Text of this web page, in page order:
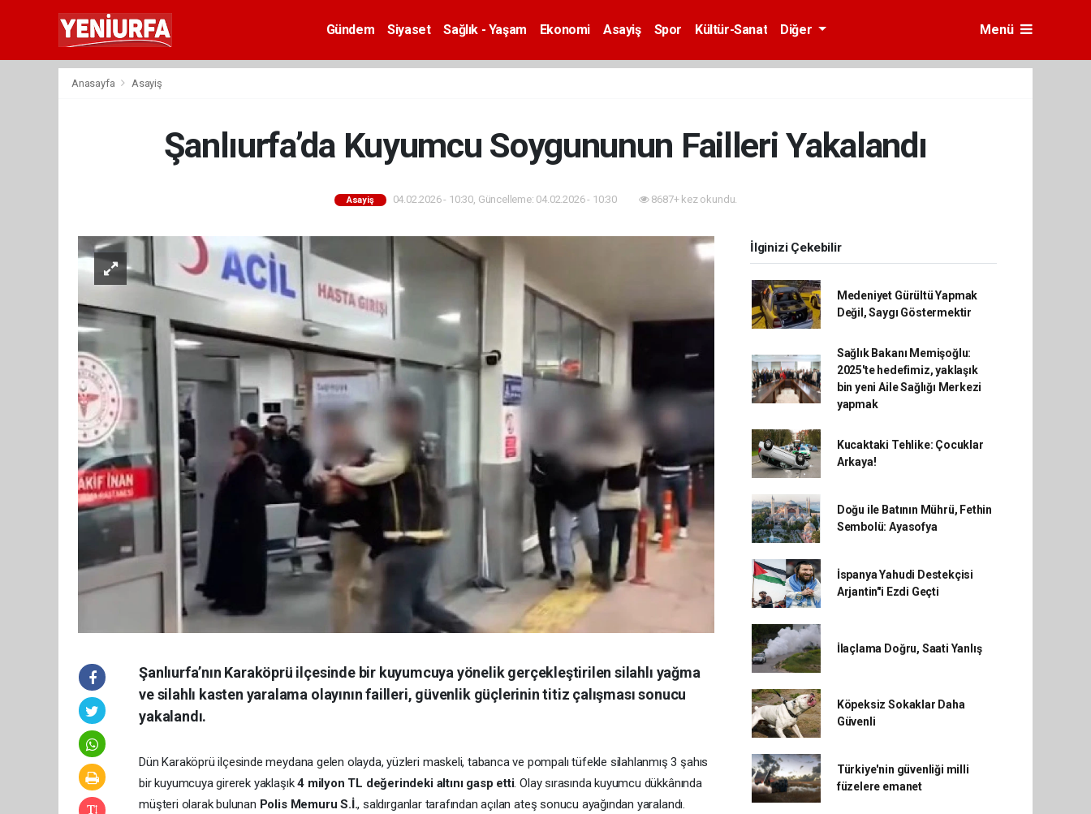
Gündem Siyaset Sağlık - Yaşam Ekonomi Asayiş Spor Kültür-Sanat Diğer Menü
Anasayfa Asayiş
Şanlıurfa’da Kuyumcu Soygununun Failleri Yakalandı
Asayiş 04.02.2026 - 10:30, Güncelleme: 04.02.2026 - 10:30 8687+ kez okundu.
Şanlıurfa’nın Karaköprü ilçesinde bir kuyumcuya yönelik gerçekleştirilen silahlı yağma
ve silahlı kasten yaralama olayının failleri, güvenlik güçlerinin titiz çalışması sonucu
yakalandı.
Dün Karaköprü ilçesinde meydana gelen olayda, yüzleri maskeli, tabanca ve pompalı tüfekle silahlanmış 3 şahıs
bir kuyumcuya girerek yaklaşık4 milyon TL değerindeki altını gasp etti. Olay sırasında kuyumcu dükkânında
müşteri olarak bulunan Polis Memuru S.İ., saldırganlar tarafından açılan ateş sonucu ayağından yaralandı.
İlginizi Çekebilir
Medeniyet Gürültü Yapmak
Değil, Saygı Göstermektir
Sağlık Bakanı Memişoğlu:
2025'te hedefimiz, yaklaşık
bin yeni Aile Sağlığı Merkezi
yapmak
Kucaktaki Tehlike: Çocuklar
Arkaya!
Doğu ile Batının Mührü, Fethin
Sembolü: Ayasofya
İspanya Yahudi Destekçisi
Arjantin"i Ezdi Geçti
İlaçlama Doğru, Saati Yanlış
Köpeksiz Sokaklar Daha
Güvenli
Türkiye'nin güvenliği milli
füzelere emanet